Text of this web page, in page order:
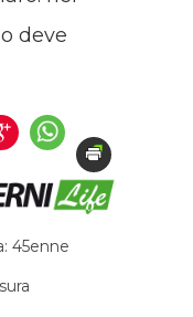
deve
45enne